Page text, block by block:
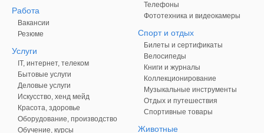
Работа
Вакансии
Резюме
Услуги
IT, интернет, телеком
Бытовые услуги
Деловые услуги
Искусство, хенд мейд
Красота, здоровье
Оборудование, производство
Обучение, курсы
Телефоны
Фототехника и видеокамеры
Спорт и отдых
Билеты и сертификаты
Велосипеды
Книги и журналы
Коллекционирование
Музыкальные инструменты
Отдых и путешествия
Спортивные товары
Животные